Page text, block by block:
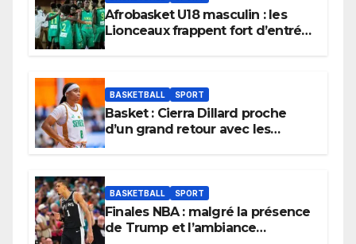
Afrobasket U18 masculin : les
Lionceaux frappent fort d’entrée
BASKETBALL SPORT
Basket : Cierra Dillard proche
d’un grand retour avec les
BASKETBALL SPORT
Finales NBA : malgré la présence
de Trump et l’ambiance